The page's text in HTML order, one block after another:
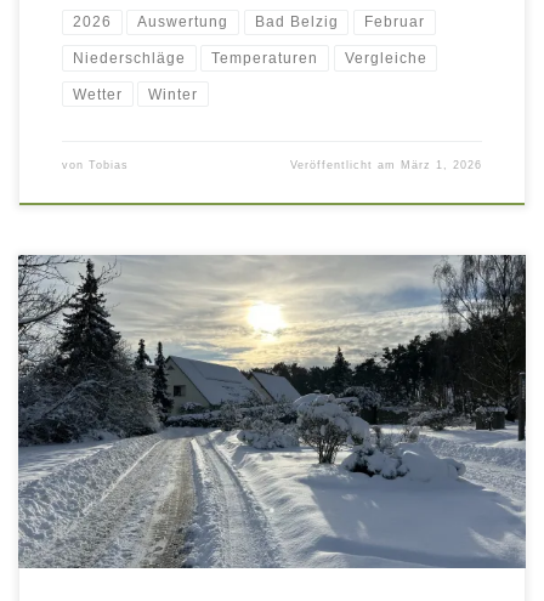
2026 Auswertung Bad Belzig Februar
Niederschläge Temperaturen Vergleiche
Wetter Winter
von Tobias Veröffentlicht am März 1, 2026
Auswertung der Temperatur- und Niederschlagsmessungen
im Januar 2026, mit Vergleichsdaten aus den Januar-Monaten
der Jahre 2016 – 2025 (10-jähriges Klimamittel Bad Belzig).
Für die Anzeige von Tageswerten, fahren Sie mit der Maus
über die Diagramme! Statistik Januar